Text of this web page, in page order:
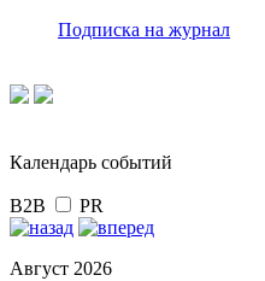
Подписка на журнал
Календарь событий
B2B PR
Август 2026